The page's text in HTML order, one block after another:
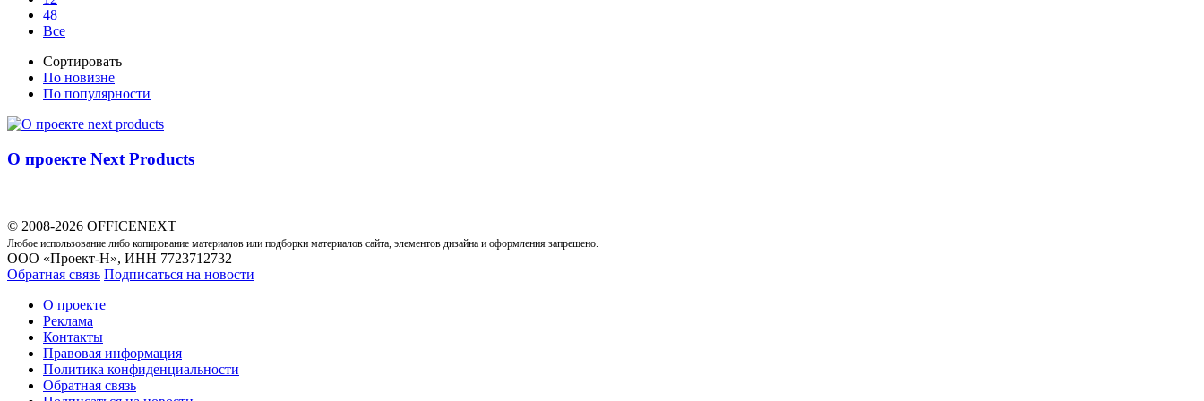
48
Все
Сортировать
По новизне
По популярности
О проекте Next Products
© 2008-2026 OFFICENEXT
Любое использование либо копирование материалов или подборки материалов сайта, элементов дизайна и оформления запрещено.
ООО «Проект-Н», ИНН 7723712732
Обратная связь Подписаться на новости
О проекте
Реклама
Контакты
Правовая информация
Политика конфиденциальности
Обратная связь